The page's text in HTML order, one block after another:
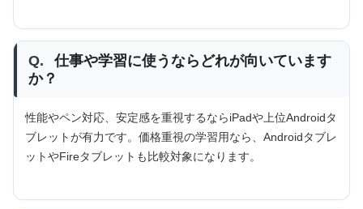
Q.
仕事や学習に使うならどれが向いています
か？
性能やペン対応、安定感を重視するならiPadや上位Androidタ
ブレットが有力です。価格重視の学習用なら、Androidタブレ
ットやFireタブレットも比較対象になります。